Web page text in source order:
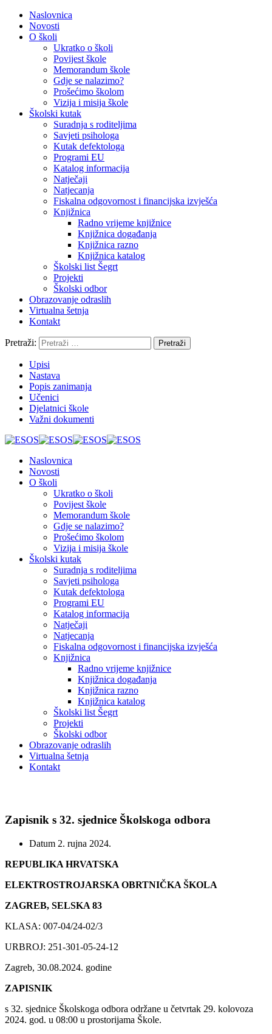
Naslovnica
Novosti
O školi
Ukratko o školi
Povijest škole
Memorandum škole
Gdje se nalazimo?
Prošećimo školom
Vizija i misija škole
Školski kutak
Suradnja s roditeljima
Savjeti psihologa
Kutak defektologa
Programi EU
Katalog informacija
Natječaji
Natjecanja
Fiskalna odgovornost i financijska izvješća
Knjižnica
Radno vrijeme knjižnice
Knjižnica događanja
Knjižnica razno
Knjižnica katalog
Školski list Šegrt
Projekti
Školski odbor
Obrazovanje odraslih
Virtualna šetnja
Kontakt
Pretraži:
Upisi
Nastava
Popis zanimanja
Učenici
Djelatnici škole
Važni dokumenti
Naslovnica
Novosti
O školi
Ukratko o školi
Povijest škole
Memorandum škole
Gdje se nalazimo?
Prošećimo školom
Vizija i misija škole
Školski kutak
Suradnja s roditeljima
Savjeti psihologa
Kutak defektologa
Programi EU
Katalog informacija
Natječaji
Natjecanja
Fiskalna odgovornost i financijska izvješća
Knjižnica
Radno vrijeme knjižnice
Knjižnica događanja
Knjižnica razno
Knjižnica katalog
Školski list Šegrt
Projekti
Školski odbor
Obrazovanje odraslih
Virtualna šetnja
Kontakt
Zapisnik s 32. sjednice Školskoga odbora
Datum 2. rujna 2024.
REPUBLIKA HRVATSKA
ELEKTROSTROJARSKA OBRTNIČKA ŠKOLA
ZAGREB, SELSKA 83
KLASA: 007-04/24-02/3
URBROJ: 251-301-05-24-12
Zagreb, 30.08.2024. godine
ZAPISNIK
s 32. sjednice Školskoga odbora održane u četvrtak 29. kolovoza
2024. god. u 08:00 u prostorijama Škole.